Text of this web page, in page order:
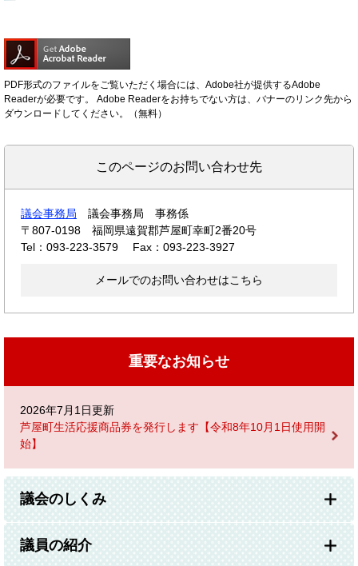
PDF形式のファイルをご覧いただく場合には、Adobe社が提供するAdobe
Readerが必要です。
Adobe Readerをお持ちでない方は、バナーのリンク先から
ダウンロードしてください。（無料）
このページのお問い合わせ先
議会事務局
議会事務局 事務係
〒807-0198
福岡県遠賀郡芦屋町幸町2番20号
Tel：093-223-3579
Fax：093-223-3927
メールでのお問い合わせはこちら
重要なお知らせ
2026年7月1日更新
芦屋町生活応援商品券を発行します【令和8年10月1日使用開
始】
議会のしくみ
議員の紹介